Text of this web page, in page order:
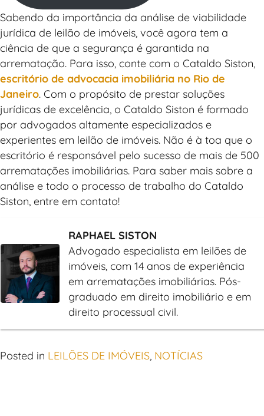
Sabendo da importância da análise de viabilidade
jurídica de leilão de imóveis, você agora tem a
ciência de que a segurança é garantida na
arrematação. Para isso, conte com o Cataldo Siston,
escritório de advocacia imobiliária no Rio de
Janeiro. Com o propósito de prestar soluções
jurídicas de excelência, o Cataldo Siston é formado
por advogados altamente especializados e
experientes em leilão de imóveis. Não é à toa que o
escritório é responsável pelo sucesso de mais de 500
arrematações imobiliárias. Para saber mais sobre a
análise e todo o processo de trabalho do Cataldo
Siston, entre em contato!
RAPHAEL SISTON
Advogado especialista em leilões de
imóveis, com 14 anos de experiência
em arrematações imobiliárias. Pós-
graduado em direito imobiliário e em
direito processual civil.
Posted in LEILÕES DE IMÓVEIS NOTÍCIAS